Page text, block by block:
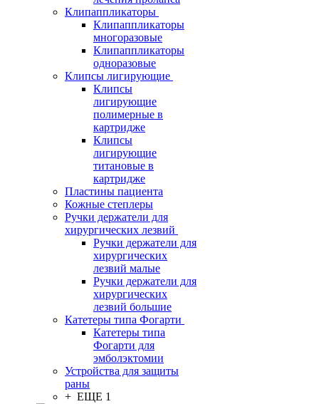
Клипаппликаторы
Клипаппликаторы
многоразовые
Клипаппликаторы
одноразовые
Клипсы лигирующие
Клипсы
лигирующие
полимерные в
картридже
Клипсы
лигирующие
титановые в
картридже
Пластины пациента
Кожные степлеры
Ручки держатели для
хирургических лезвий
Ручки держатели для
хирургических
лезвий малые
Ручки держатели для
хирургических
лезвий большие
Катетеры типа Фогарти
Катетеры типа
Фогарти для
эмболэктомии
Устройства для защиты
раны
+ ЕЩЕ 1